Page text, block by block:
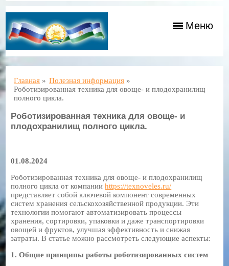
Меню
Главная » Полезная информация »
Роботизированная техника для овоще- и плодохранилищ
полного цикла.
Роботизированная техника для овоще- и
плодохранилищ полного цикла.
01.08.2024
Роботизированная техника для овоще- и плодохранилищ
полного цикла от компанииhttps://texnoveles.ru/
представляет собой ключевой компонент современных
систем хранения сельскохозяйственной продукции. Эти
технологии помогают автоматизировать процессы
хранения, сортировки, упаковки и даже транспортировки
овощей и фруктов, улучшая эффективность и снижая
затраты. В статье можно рассмотреть следующие аспекты:
1.Общие принципы работы роботизированных систем